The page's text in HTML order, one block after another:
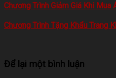
Chương Trình Giảm Giá Khi Mua
Chương Trình Tặng Khẩu Trang
Để lại một bình luận